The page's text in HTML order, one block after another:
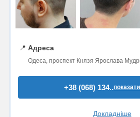
📍 Адреса
Одеса, проспект Князя Ярослава
+38 (068) 134..
Докладніше